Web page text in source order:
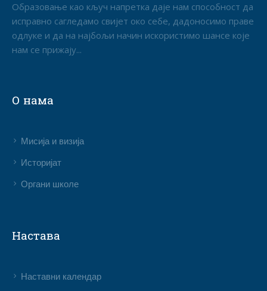
Образовање као кључ напретка даје нам способност да
исправно сагледамо свијет око себе, дадоносимо праве
одлуке и да на најбољи начин искористимо шансе које
нам се прижају...
О нама
Мисија и визија
Историјат
Органи школе
Настава
Наставни календар